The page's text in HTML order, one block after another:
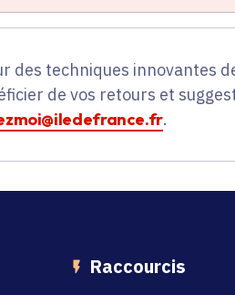
des techniques innovantes
de vos retours et
.
Raccourcis